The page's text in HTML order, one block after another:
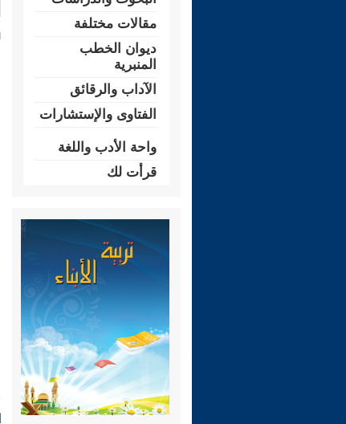
مقالات مختلفة
ديوان الخطب
المنبرية
الآداب والرقائق
الفتاوى والإستشارات
واحة الأدب واللغة
قرأت لك